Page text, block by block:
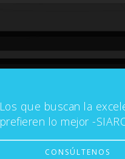
Los que buscan la
prefieren lo mejor -
CONSÚLTENOS